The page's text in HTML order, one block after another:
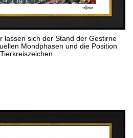
lassen sich der Stand der Gestirne
Mondphasen und die Position